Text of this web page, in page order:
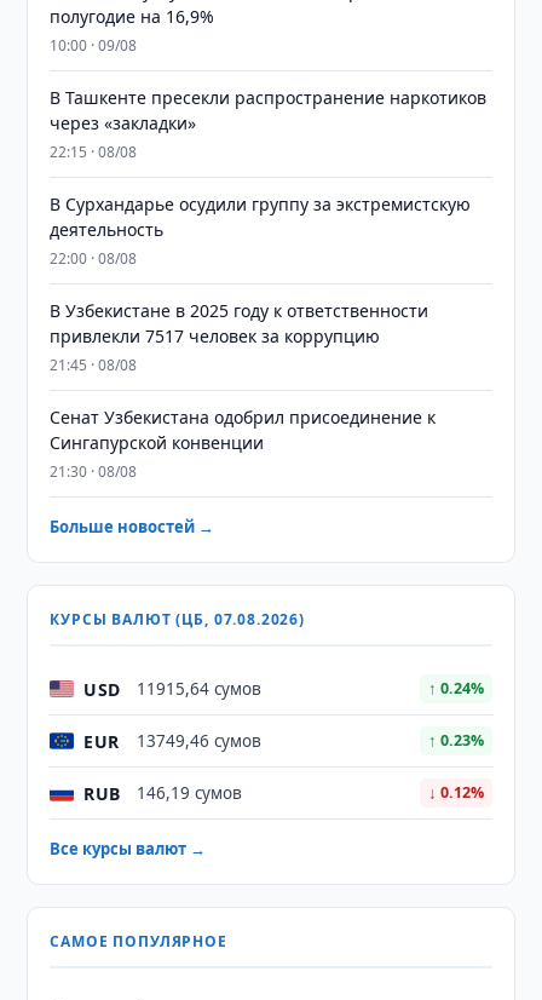
полугодие на 16,9%
10:00 · 09/08
В Ташкенте пресекли распространение наркотиков
через «закладки»
22:15 · 08/08
В Сурхандарье осудили группу за экстремистскую
деятельность
22:00 · 08/08
В Узбекистане в 2025 году к ответственности
привлекли 7517 человек за коррупцию
21:45 · 08/08
Сенат Узбекистана одобрил присоединение к
Сингапурской конвенции
21:30 · 08/08
Больше новостей →
КУРСЫ ВАЛЮТ (ЦБ, 07.08.2026)
USD 11915,64 сумов ↑ 0.24%
EUR 13749,46 сумов ↑ 0.23%
RUB 146,19 сумов ↓ 0.12%
Все курсы валют →
САМОЕ ПОПУЛЯРНОЕ